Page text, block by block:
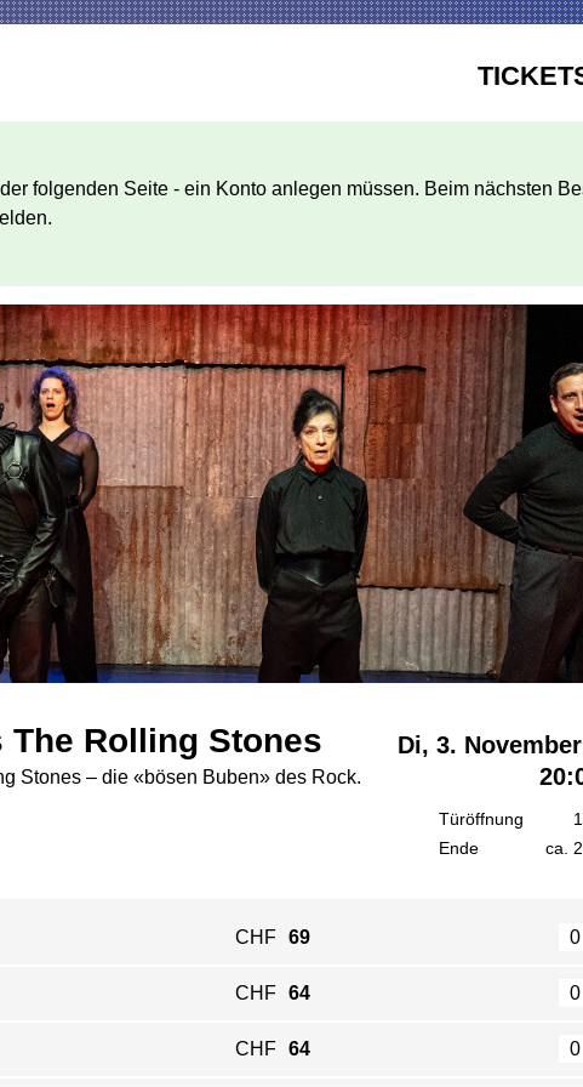
folgenden Seite - ein Konto anlegen müssen. Beim nächsten
The Rolling Stones
Stones – die «bösen Buben» des Rock.
Di, 3.
Türöffnung
Ende
ca.
CHF 69
CHF 64
CHF 64